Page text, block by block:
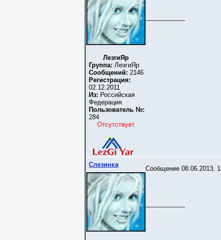
ЛезгиЯр
Группа: ЛезгиЯр
Сообщений: 2146
Регистрация:
02.12.2011
Из: Российская
Федерация
Пользователь №:
284
Отсутствует
--------------------
Слезинка
Сообщение 08.06.2013,
--------------------